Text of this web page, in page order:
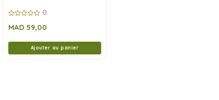
sur
0
MAD 59,00
Ajouter au panier